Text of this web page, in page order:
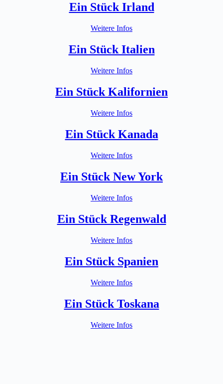
Ein Stück Irland
Weitere Infos
Ein Stück Italien
Weitere Infos
Ein Stück Kalifornien
Weitere Infos
Ein Stück Kanada
Weitere Infos
Ein Stück New York
Weitere Infos
Ein Stück Regenwald
Weitere Infos
Ein Stück Spanien
Weitere Infos
Ein Stück Toskana
Weitere Infos